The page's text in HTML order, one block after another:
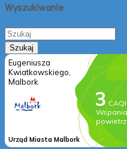
Wyszukiwanie